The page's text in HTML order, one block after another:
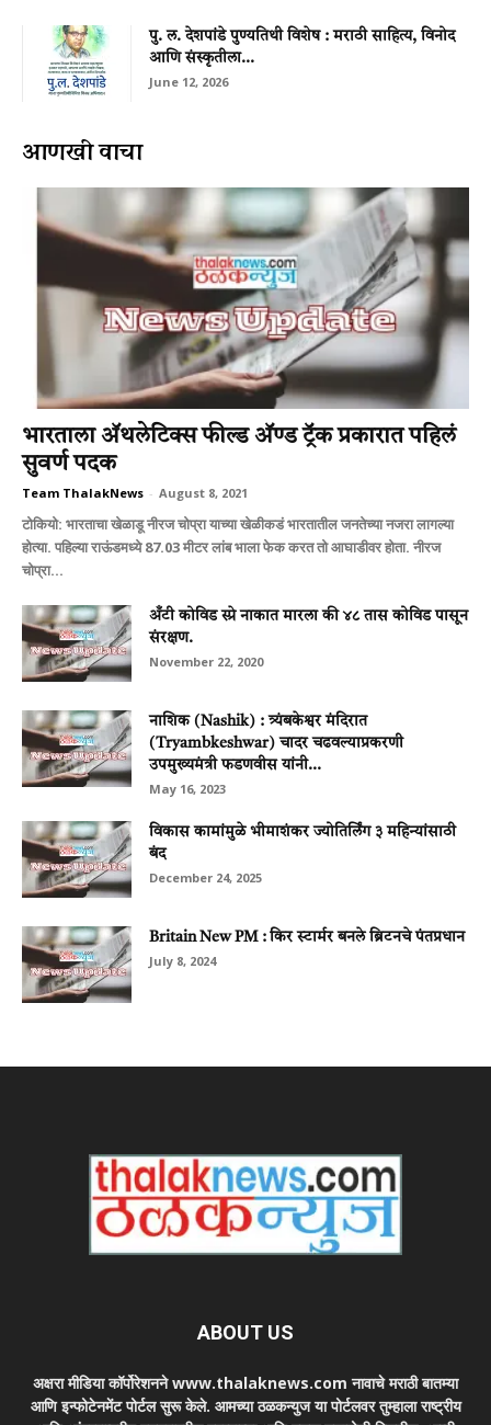
पु. ल. देशपांडे पुण्यतिथी विशेष : मराठी साहित्य, विनोद
आणि संस्कृतीला...
June 12, 2026
आणखी वाचा
भारताला अ‍ॅथलेटिक्स फील्ड अ‍ॅण्ड ट्रॅक प्रकारात पहिलं
सुवर्ण पदक
Team ThalakNews - August 8, 2021
टोकियो: भारताचा खेळाडू नीरज चोप्रा याच्या खेळीकडं भारतातील जनतेच्या नजरा लागल्या
होत्या. पहिल्या राऊंडमध्ये 87.03 मीटर लांब भाला फेक करत तो आघाडीवर होता. नीरज
चोप्रा...
अँटी कोविड स्प्रे नाकात मारला की ४८ तास कोविड पासून
संरक्षण.
November 22, 2020
नाशिक (Nashik) : त्र्यंबकेश्वर मंदिरात
(Tryambkeshwar) चादर चढवल्याप्रकरणी
उपमुख्यमंत्री फडणवीस यांनी...
May 16, 2023
विकास कामांमुळे भीमाशंकर ज्योतिर्लिंग ३ महिन्यांसाठी
बंद
December 24, 2025
Britain New PM : किर स्‍टार्मर बनले ब्रिटनचे पंतप्रधान
July 8, 2024
ABOUT US
अक्षरा मीडिया कॉर्पोरेशनने www.thalaknews.com नावाचे मराठी बातम्या
आणि इन्फोटेनमेंट पोर्टल सुरू केले. आमच्या ठळकन्युज या पोर्टलवर तुम्हाला राष्ट्रीय